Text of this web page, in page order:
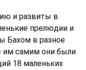
и развиты в
прелюдии и
Бахом в разное
им самим они были
18 маленьких